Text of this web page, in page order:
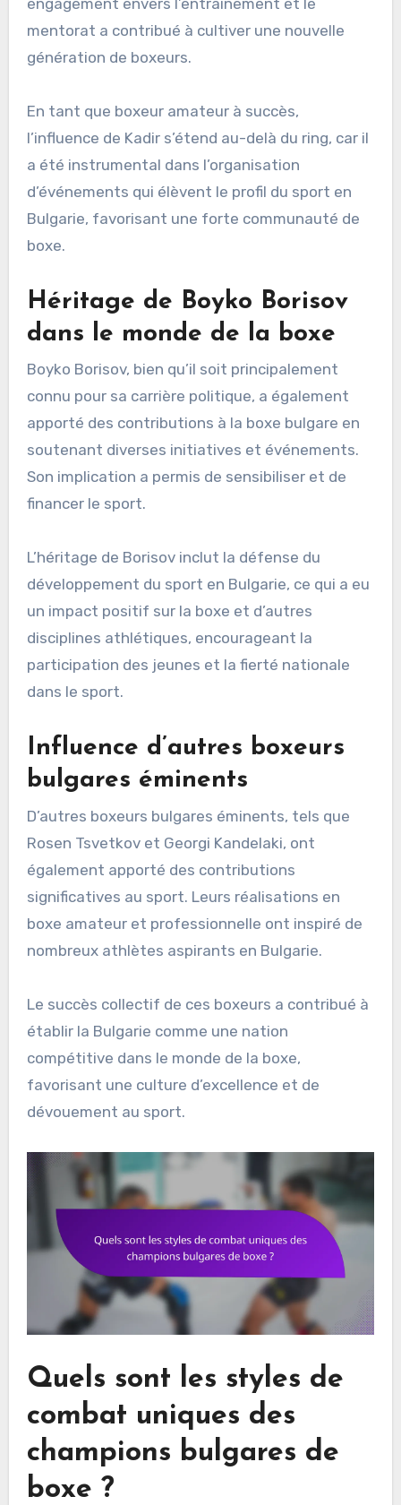
mentorat a contribué à cultiver une nouvelle
génération de boxeurs.
En tant que boxeur amateur à succès,
l’influence de Kadir s’étend au-delà du ring, car il
a été instrumental dans l’organisation
d’événements qui élèvent le profil du sport en
Bulgarie, favorisant une forte communauté de
boxe.
Héritage de Boyko Borisov
dans le monde de la boxe
Boyko Borisov, bien qu’il soit principalement
connu pour sa carrière politique, a également
apporté des contributions à la boxe bulgare en
soutenant diverses initiatives et événements.
Son implication a permis de sensibiliser et de
financer le sport.
L’héritage de Borisov inclut la défense du
développement du sport en Bulgarie, ce qui a eu
un impact positif sur la boxe et d’autres
disciplines athlétiques, encourageant la
participation des jeunes et la fierté nationale
dans le sport.
Influence d’autres boxeurs
bulgares éminents
D’autres boxeurs bulgares éminents, tels que
Rosen Tsvetkov et Georgi Kandelaki, ont
également apporté des contributions
significatives au sport. Leurs réalisations en
boxe amateur et professionnelle ont inspiré de
nombreux athlètes aspirants en Bulgarie.
Le succès collectif de ces boxeurs a contribué à
établir la Bulgarie comme une nation
compétitive dans le monde de la boxe,
favorisant une culture d’excellence et de
dévouement au sport.
Quels sont les styles de
combat uniques des
champions bulgares de
boxe ?